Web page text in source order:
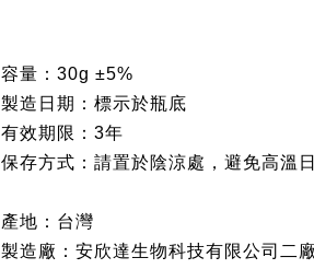
容量：30g ±5%
製造日期：標示於瓶底
有效期限：3年
保存方式：請置於陰涼處，避免高溫
產地：台灣
製造廠：安欣達生物科技有限公司二廠